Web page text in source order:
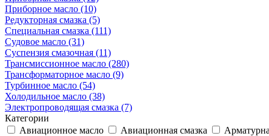
Приборное масло (10)
Редукторная смазка (5)
Специальная смазка (111)
Судовое масло (31)
Суспензия смазочная (11)
Трансмиссионное масло (280)
Трансформаторное масло (9)
Турбинное масло (54)
Холодильное масло (38)
Электропроводящая смазка (7)
Категории
Авиационное масло
Авиационная смазка